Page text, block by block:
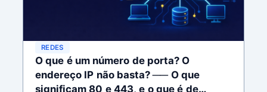
REDES
O que é um número de porta? O
endereço IP não basta? ── O que
significam 80 e 443, e o que é de